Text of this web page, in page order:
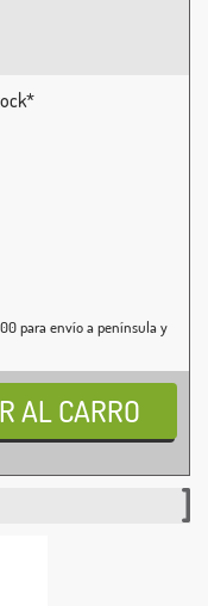
para envío a península y